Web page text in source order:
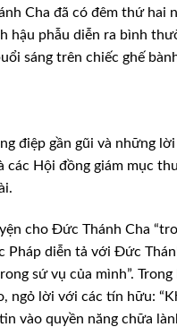
Cha đã có đêm thứ hai
hậu phẫu diễn ra bình
sáng trên chiếc ghế
điệp gần gũi và những
Hội đồng giám mục
cho Đức Thánh Cha
Pháp diễn tả với Đức
sứ vụ của mình”.
ngỏ lời với các tín hữu:
vào quyền năng chữa